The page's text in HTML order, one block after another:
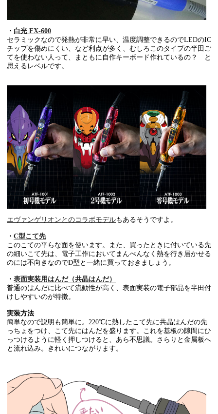
・ 白光 FX-600
セラミックなので発熱が非常に早い、温度調整できるのでLEDのIC
チップを傷めにくい、など利点が多く、むしろこのタイプの半田ご
てを使わない人って、まともに自作キーボード作れているの？ と
思えるレベルです。
エヴァンゲリオンとのコラボモデルもあるそうですよ。
・ C型こて先
このこての平らな面を使います。また、買ったときに付いている先
の細いこて先は、電子工作においてまんべんなく熱を行き届かせる
のには不向きなのでD型と一緒に買っておきましょう。
・ 表面実装用はんだ（共晶はんだ）
普通のはんだに比べて流動性が高く、表面実装の電子部品を半田付
けしやすいのが特徴。
実装方法
簡単なので説明も簡単に。220℃に熱したこて先に共晶はんだの先
っちょをつけ、こて先にはんだを盛ります。これを基板の隙間にひ
っつけるように軽く押しつけると、あら不思議。さらりと金属板へ
と流れ込み。きれいにつながります。